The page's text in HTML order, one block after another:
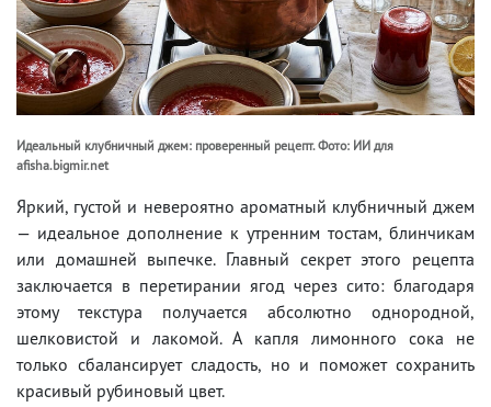
Идеальный клубничный джем: проверенный рецепт. Фото: ИИ для
afisha.bigmir.net
Яркий, густой и невероятно ароматный клубничный джем
— идеальное дополнение к утренним тостам, блинчикам
или домашней выпечке. Главный секрет этого рецепта
заключается в перетирании ягод через сито: благодаря
этому текстура получается абсолютно однородной,
шелковистой и лакомой. А капля лимонного сока не
только сбалансирует сладость, но и поможет сохранить
красивый рубиновый цвет.